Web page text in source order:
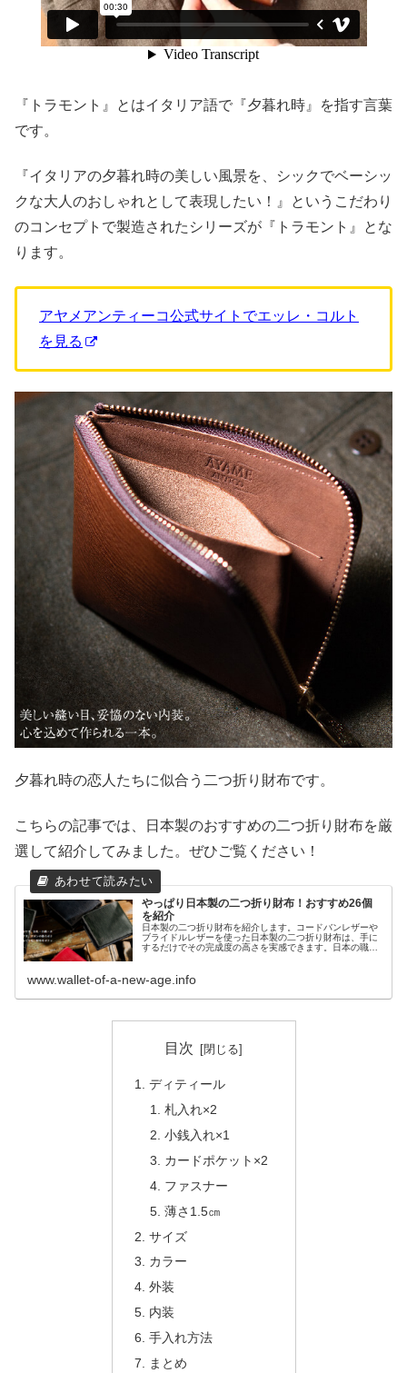
『トラモント』とはイタリア語で『夕暮れ時』を指す言葉
です。
『イタリアの夕暮れ時の美しい風景を、シックでベーシッ
クな大人のおしゃれとして表現したい！』というこだわり
のコンセプトで製造されたシリーズが『トラモント』とな
ります。
アヤメアンティーコ公式サイトでエッレ・コルト
を見る
夕暮れ時の恋人たちに似合う二つ折り財布です。
こちらの記事では、日本製のおすすめの二つ折り財布を厳
選して紹介してみました。ぜひご覧ください！
やっぱり日本製の二つ折り財布！おすすめ26個
を紹介
日本製の二つ折り財布を紹介します。コードバンレザーや
ブライドルレザーを使った日本製の二つ折り財布は、手に
するだけでその完成度の高さを実感できます。日本の職人
www.wallet-of-a-new-age.info
目次
ディティール
札入れ×2
小銭入れ×1
カードポケット×2
ファスナー
薄さ1.5㎝
サイズ
カラー
外装
内装
手入れ方法
まとめ